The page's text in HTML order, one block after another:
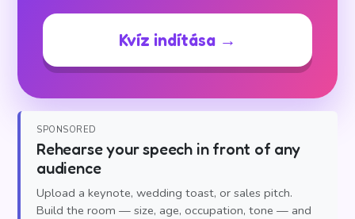
Kvíz indítása →
SPONSORED
Rehearse your speech in front of any
audience
Upload a keynote, wedding toast, or sales pitch.
Build the room — size, age, occupation, tone — and